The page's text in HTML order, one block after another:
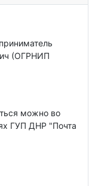
(ОГРНИП
можно во
ГУП ДНР "Почта